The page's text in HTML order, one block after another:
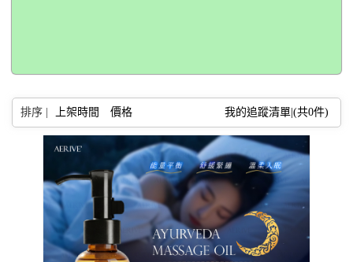
排序 | 上架時間 價格 我的追蹤清單|(共0件)